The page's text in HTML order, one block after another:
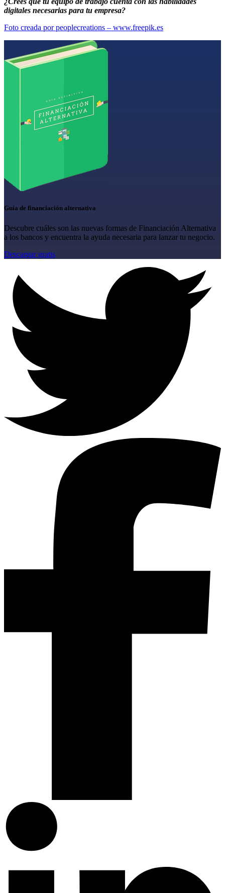
digitales necesarias para tu empresa?
Foto creada por peoplecreations – www.freepik.es
Guía de financiación alternativa
Descubre cuáles son las nuevas formas de Financiación Alternativa
a los bancos y encuentra la ayuda necesaria para lanzar tu negocio.
Descargar gratis